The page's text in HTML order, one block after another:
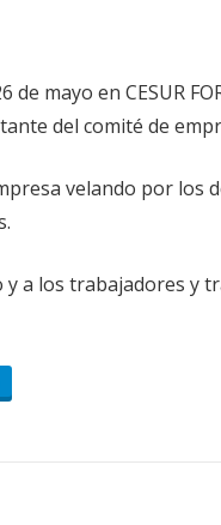
mayo en CESUR
del comité de
velando por los
a los trabajadores y